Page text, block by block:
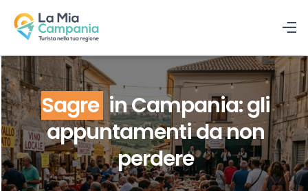
Sagre in Campania: gli
appuntamenti da non
perdere